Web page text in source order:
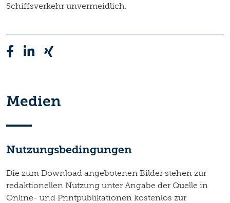
Schiffsverkehr unvermeidlich.
Medien
Nutzungsbedingungen
Die zum Download angebotenen Bilder stehen zur
redaktionellen Nutzung unter Angabe der Quelle in
Online- und Printpublikationen kostenlos zur